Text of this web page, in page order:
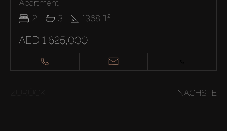
Apartment
2
3 1368 ft²
AED 1,625,000
NÄCHSTE